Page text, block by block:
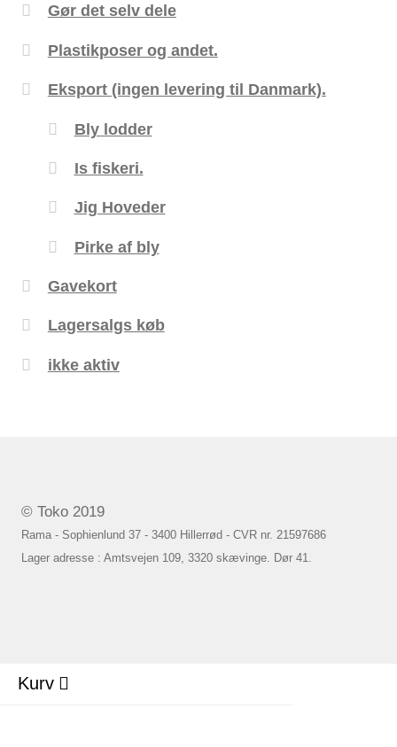
Gør det selv dele
Plastikposer og andet.
Eksport (ingen levering til Danmark).
Bly lodder
Is fiskeri.
Jig Hoveder
Pirke af bly
Gavekort
Lagersalgs køb
ikke aktiv
© Toko 2019
Rama - Sophienlund 37 - 3400 Hillerrød - CVR nr. 21597686
Lager adresse : Amtsvejen 109, 3320 skævinge. Dør 41.
Kurv